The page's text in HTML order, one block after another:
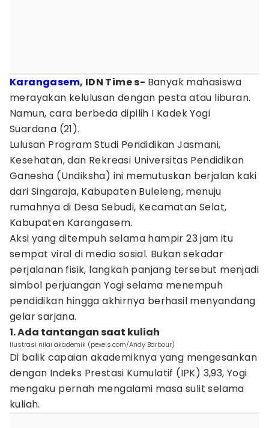
Karangasem, IDN Time s- Banyak mahasiswa
merayakan kelulusan dengan pesta atau liburan.
Namun, cara berbeda dipilih I Kadek Yogi
Suardana (21).
Lulusan Program Studi Pendidikan Jasmani,
Kesehatan, dan Rekreasi Universitas Pendidikan
Ganesha (Undiksha) ini memutuskan berjalan kaki
dari Singaraja, Kabupaten Buleleng, menuju
rumahnya di Desa Sebudi, Kecamatan Selat,
Kabupaten Karangasem.
Aksi yang ditempuh selama hampir 23 jam itu
sempat viral di media sosial. Bukan sekadar
perjalanan fisik, langkah panjang tersebut menjadi
simbol perjuangan Yogi selama menempuh
pendidikan hingga akhirnya berhasil menyandang
gelar sarjana.
1. Ada tantangan saat kuliah
Ilustrasi nilai akademik (pexels.com/Andy Barbour)
Di balik capaian akademiknya yang mengesankan
dengan Indeks Prestasi Kumulatif (IPK) 3,93, Yogi
mengaku pernah mengalami masa sulit selama
kuliah.